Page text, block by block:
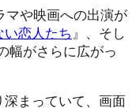
マや映画への出演が
い恋人たち 』、そし
幅がさらに広がっ
まっていて、画面